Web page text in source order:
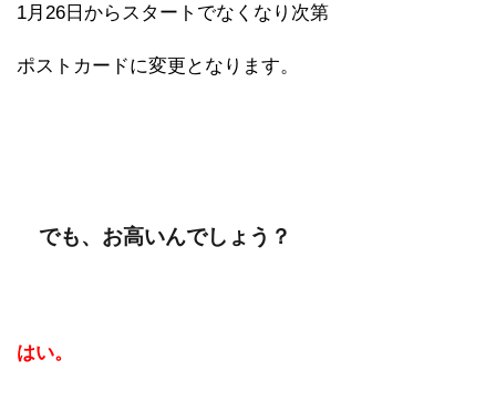
1月26日からスタートでなくなり次第
ポストカードに変更となります。
でも、お高いんでしょう？
はい。